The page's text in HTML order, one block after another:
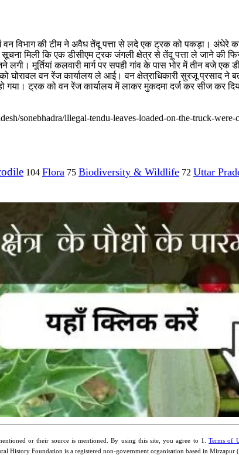
में वन विभाग की टीम ने अवैध तेंदू पत्ता से लदे एक ट्रक को पकड़ा।
मिली कि एक डीसीएम ट्रक जंगली क्षेत्र से तेंदू पत्ता ले जाने की
मूर्तियां कलवारी मार्ग पर सपही गांव के पास भोर में तीन बजे
घोरावल वन रेंज कार्यालय ले आई। वन क्षेत्राधिकारी सुरजू प्रसाद
ट्रक को वन रेंज कार्यालय में लाकर मुकदमा दर्ज कर सीज कर
sonebhadra/illegal-tendu-leaves-loaded-on-the-truck-
104 Flora 75 Biodiversity & Wildlife 72 Uttar
or their source is mentioned. By using this site, you agree to 1.Terms of
History Foundation is a registered non-government organisation based in Mirzapur